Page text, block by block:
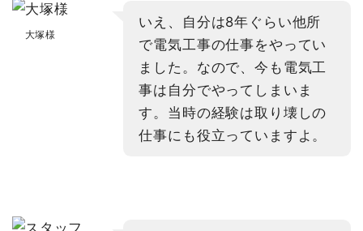
大塚様
いえ、自分は8年ぐらい他所
で電気工事の仕事をやってい
ました。なので、今も電気工
事は自分でやってしまいま
す。当時の経験は取り壊しの
仕事にも役立っていますよ。